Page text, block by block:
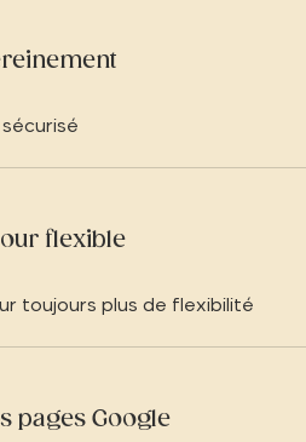
sécurisé
flexible
toujours plus de flexibilité
pages Google